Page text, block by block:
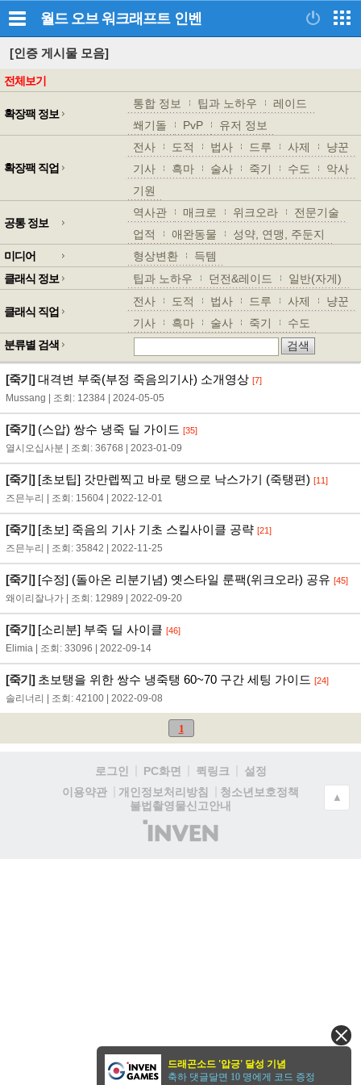
월드 오브 워크래프트 인벤
[인증 게시물 모음]
전체보기
확장팩 정보
통합 정보 팁과 노하우
레이드
쐐기돌
PvP 유저 정보
확장팩 직업
전사 도적 법사 드루 사제
냥꾼
기사
흑마 술사 죽기 수도
악사
기원
공통 정보
역사관 매크로 위크오라
전문기술
업적
애완동물
성약, 연맹, 주둔지
미디어
형상변환
득템
클래식 정보
팁과 노하우 던전&레이드 일반(자게)
클래식 직업
전사 도적 법사 드루 사제
냥꾼
기사
흑마 술사 죽기
수도
분류별 검색
[죽기]대격변 부죽(부정 죽음의기사) 소개영상 [7]
Mussang | 조회: 12384 | 2024-05-05
[죽기](스압) 쌍수 냉죽 딜 가이드 [35]
열시오십사분 | 조회: 36768 | 2023-01-09
[죽기][초보팁] 갓만렙찍고 바로 탱으로 낙스가기 (죽탱편) [11]
즈믄누리 | 조회: 15604 | 2022-12-01
[죽기][초보] 죽음의 기사 기초 스킬사이클 공략 [21]
즈믄누리 | 조회: 35842 | 2022-11-25
[죽기][수정] (돌아온 리분기념) 옛스타일 룬팩(위크오라) 공유 [45]
왜이리잘나가 | 조회: 12989 | 2022-09-20
[죽기][소리분] 부죽 딜 사이클 [46]
Elimia | 조회: 33096 | 2022-09-14
[죽기]초보탱을 위한 쌍수 냉죽탱 60~70 구간 세팅 가이드 [24]
솔리너리 | 조회: 42100 | 2022-09-08
1
로그인 PC화면 퀵링크
설정
이용약관
개인정보처리방침
청소년보호정책
불법촬영물신고안내
(주)
인
▲
드래곤소드 '압긍' 달성 기념
축하 댓글달면 10 명에게 코드 증정